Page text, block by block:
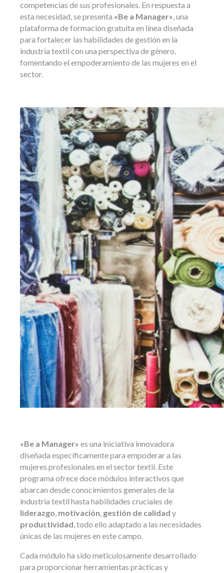
competencias de sus profesionales. En respuesta a
esta necesidad, se presenta «Be a Manager», una
plataforma de formación gratuita en línea diseñada
para fortalecer las habilidades de gestión en la
industria textil con una perspectiva de género,
fomentando el empoderamiento de las mujeres en el
sector.
«Be a Manager» es una iniciativa innovadora
diseñada específicamente para empoderar a las
mujeres profesionales en el sector textil. Este
programa ofrece doce módulos interactivos que
abarcan desde conocimientos generales de la
industria textil hasta habilidades cruciales de
liderazgo, motivación, gestión de calidad y
productividad, todo ello adaptado a las necesidades
únicas de las mujeres en este campo.
Cada módulo ha sido meticulosamente desarrollado
para proporcionar herramientas prácticas y